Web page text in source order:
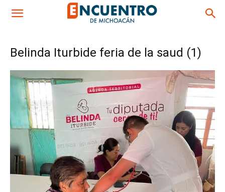
Belinda Iturbide feria de la saud (1)